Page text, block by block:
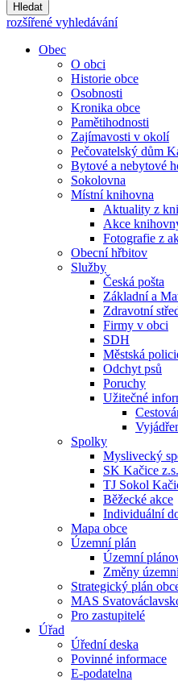
Hledat
rozšířené vyhledávání
Obec
O obci
Historie obce
Osobnosti
Kronika obce
Pamětihodnosti
Zajímavosti v okolí
Pečovatelský dům
Bytové a nebytové
Sokolovna
Místní knihovna
Aktuality z
Akce
Fotografie z
Obecní hřbitov
Služby
Česká pošta
Základní a
Zdravotní
Firmy v obci
SDH
Městská
Odchyt psů
Poruchy
Užitečné
Spolky
Myslivecký
SK Kačice z.s.
TJ Sokol
Běžecké akce
Individuální
Mapa obce
Územní plán
Územní
Změny
Strategický plán
MAS
Pro zastupitelé
Úřad
Úřední deska
Povinné informace
E-podatelna